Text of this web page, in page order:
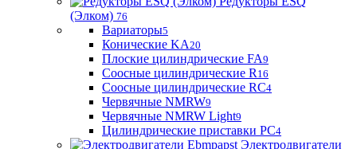
(Элком) 76
Вариаторы5
Конические KA20
Плоские цилиндрические FA9
Соосные цилиндрические R 16
Соосные цилиндрические RC4
Червячные NMRW9
Червячные NMRW Light9
Цилиндрические приставки PC4
Электродвигатели